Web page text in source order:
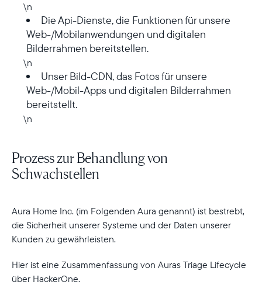
Weiter
\n
Die Api-Dienste, die Funktionen für unsere
Web-/Mobilanwendungen und digitalen
Bilderrahmen bereitstellen.
\n
Unser Bild-CDN, das Fotos für unsere
Web-/Mobil-Apps und digitalen Bilderrahmen
bereitstellt.
\n
Prozess zur Behandlung von
Schwachstellen
Aura Home Inc. (im Folgenden Aura genannt) ist bestrebt,
die Sicherheit unserer Systeme und der Daten unserer
Kunden zu gewährleisten.
Hier ist eine Zusammenfassung von Auras Triage Lifecycle
über HackerOne.